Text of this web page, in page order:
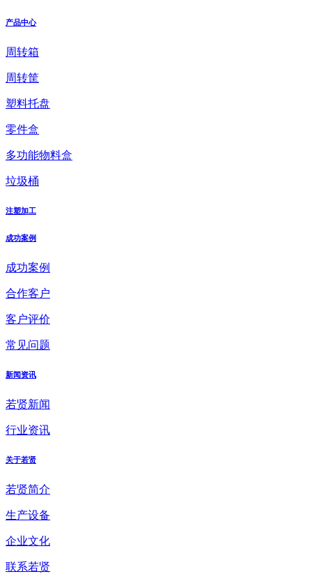
产品中心
周转箱
周转筐
塑料托盘
零件盒
多功能物料盒
垃圾桶
注塑加工
成功案例
成功案例
合作客户
客户评价
常见问题
新闻资讯
若贤新闻
行业资讯
关于若贤
若贤简介
生产设备
企业文化
联系若贤